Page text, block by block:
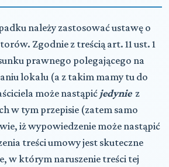
należy zastosować ustawę o
Zgodnie z treścią art. 11 ust. 1
prawnego polegającego na
lokalu (a z takim mamy tu do
może nastąpić jedyniez
w tym przepisie (zatem samo
iż wypowiedzenie może nastąpić
treści umowy jest skuteczne
w którym naruszenie treści tej